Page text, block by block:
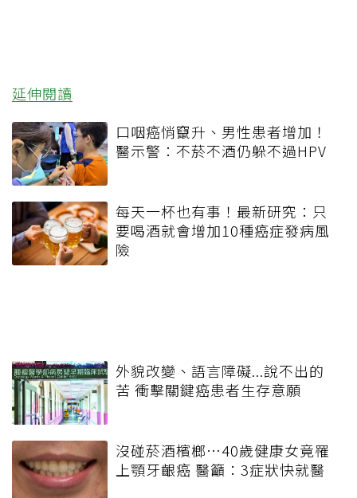
延伸閱讀
口咽癌悄竄升、男性患者增加！
醫示警：不菸不酒仍躲不過HPV
每天一杯也有事！最新研究：只
要喝酒就會增加10種癌症發病風
險
外貌改變、語言障礙...說不出的
苦 衝擊關鍵癌患者生存意願
沒碰菸酒檳榔…40歲健康女竟罹
上顎牙齦癌 醫籲：3症狀快就醫